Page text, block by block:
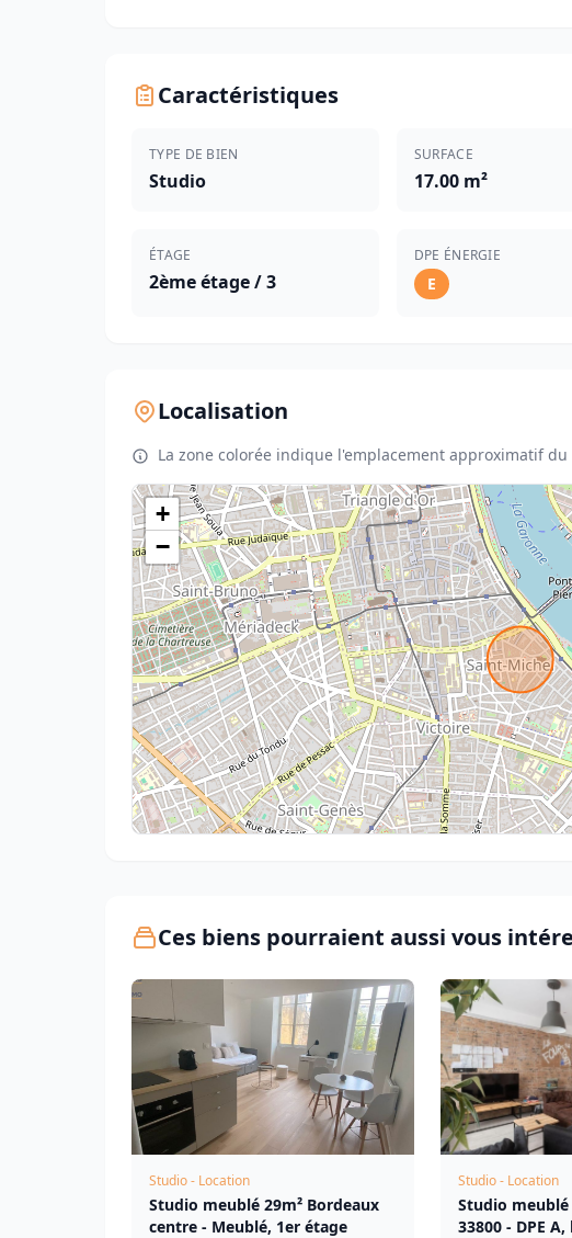
Caractéristiques
TYPE DE BIEN
Studio
SURFACE
17.00 m²
ÉTAGE
2ème étage / 3
DPE ÉNERGIE
E
Localisation
La zone colorée indique l'emplacement approximatif du
+
−
Ces biens pourraient aussi vous
Studio - Location
Studio meublé 29m² Bordeaux
centre - Meublé, 1er étage
Studio - Location
Studio meublé
33800 - DPE